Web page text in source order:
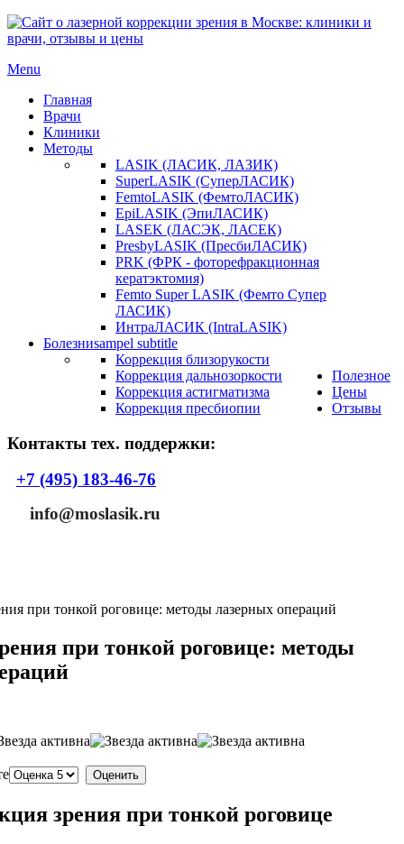
Menu
Главная
Врачи
Клиники
Методы
LASIK (ЛАСИК, ЛАЗИК)
SuperLASIK (СуперЛАСИК)
FemtoLASIK (ФемтоЛАСИК)
EpiLASIK (ЭпиЛАСИК)
LASEK (ЛАСЭК, ЛАСЕК)
PresbyLASIK (ПресбиЛАСИК)
PRK (ФРК - фоторефракционная
кератэктомия)
Femto Super LASIK (Фемто Супер
ЛАСИК)
ИнтраЛАСИК (IntraLASIK)
Болезниsampel subtitle
Коррекция близорукости
Коррекция дальнозоркости
Коррекция астигматизма
Коррекция пресбиопии
Полезное
Цены
Отзывы
Контакты тех. поддержки:
+7 (495) 183-46-76
info@moslasik.ru
при тонкой роговице: методы лазерных операций
при тонкой роговице: методы
зрения при тонкой роговице